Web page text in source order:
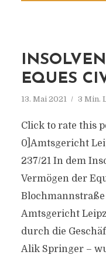
EQUES
13. Mai 2021 3 Min.
Click to rate this
0]Amtsgericht
237/21 In dem
Vermögen der
Blochmannstraße
Amtsgericht
durch die
Alik Springer –